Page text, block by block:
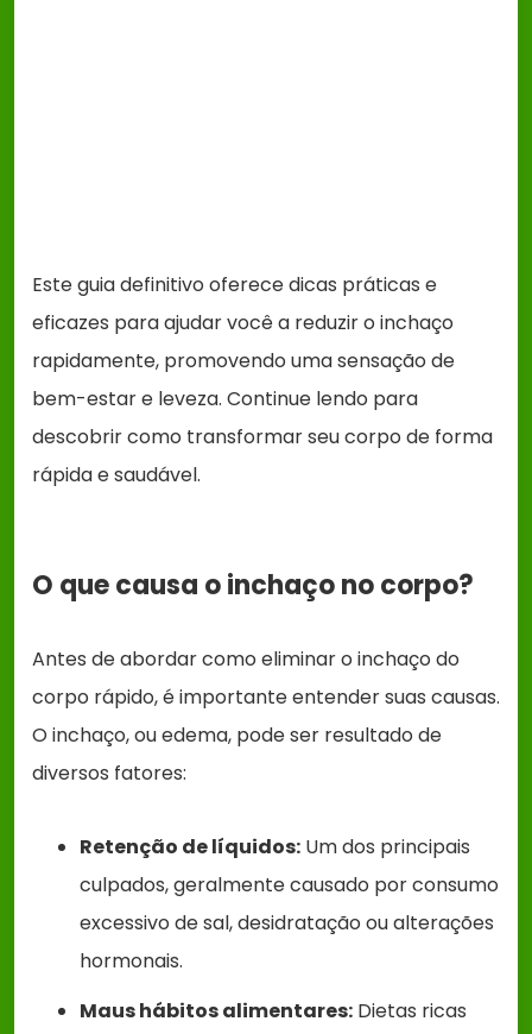
Este guia definitivo oferece dicas práticas e
eficazes para ajudar você a reduzir o inchaço
rapidamente, promovendo uma sensação de
bem-estar e leveza. Continue lendo para
descobrir como transformar seu corpo de forma
rápida e saudável.
O que causa o inchaço no corpo?
Antes de abordar como eliminar o inchaço do
corpo rápido, é importante entender suas causas.
O inchaço, ou edema, pode ser resultado de
diversos fatores:
Retenção de líquidos: Um dos principais
culpados, geralmente causado por consumo
excessivo de sal, desidratação ou alterações
hormonais.
Maus hábitos alimentares: Dietas ricas